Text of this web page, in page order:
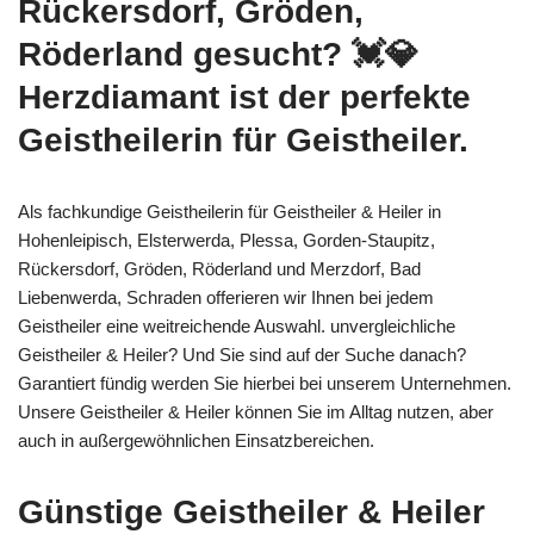
Rückersdorf, Gröden,
Röderland gesucht? 💓️💎
Herzdiamant ist der perfekte
Geistheilerin für Geistheiler.
Als fachkundige Geistheilerin für Geistheiler & Heiler in
Hohenleipisch, Elsterwerda, Plessa, Gorden-Staupitz,
Rückersdorf, Gröden, Röderland und Merzdorf, Bad
Liebenwerda, Schraden offerieren wir Ihnen bei jedem
Geistheiler eine weitreichende Auswahl. unvergleichliche
Geistheiler & Heiler? Und Sie sind auf der Suche danach?
Garantiert fündig werden Sie hierbei bei unserem Unternehmen.
Unsere Geistheiler & Heiler können Sie im Alltag nutzen, aber
auch in außergewöhnlichen Einsatzbereichen.
Günstige Geistheiler & Heiler